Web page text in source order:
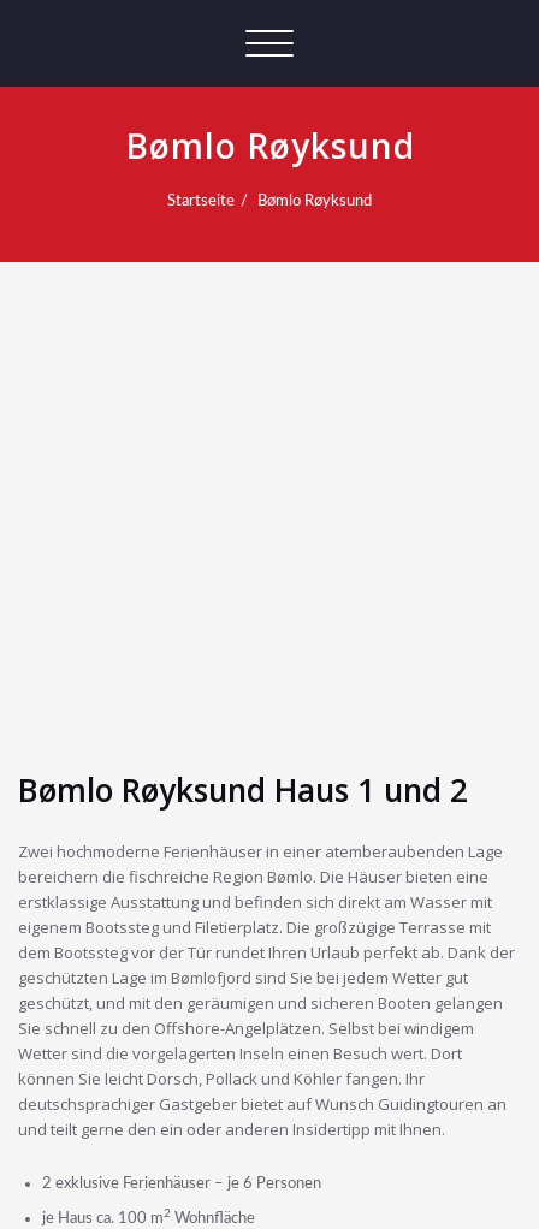
Schalte
Bømlo Røyksund
Startseite Bømlo Røyksund
Bømlo Røyksund Haus 1 und 2
Zwei hochmoderne Ferienhäuser in einer atemberaubenden Lage
bereichern die fischreiche Region Bømlo. Die Häuser bieten eine
erstklassige Ausstattung und befinden sich direkt am Wasser mit
eigenem Bootssteg und Filetierplatz. Die großzügige Terrasse mit
dem Bootssteg vor der Tür rundet Ihren Urlaub perfekt ab. Dank der
geschützten Lage im Bømlofjord sind Sie bei jedem Wetter gut
geschützt, und mit den geräumigen und sicheren Booten gelangen
Sie schnell zu den Offshore-Angelplätzen. Selbst bei windigem
Wetter sind die vorgelagerten Inseln einen Besuch wert. Dort
können Sie leicht Dorsch, Pollack und Köhler fangen. Ihr
deutschsprachiger Gastgeber bietet auf Wunsch Guidingtouren an
und teilt gerne den ein oder anderen Insidertipp mit Ihnen.
2 exklusive Ferienhäuser – je 6 Personen
je Haus ca. 100 m2 Wohnfläche